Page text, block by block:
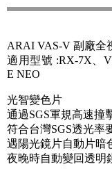
ARAI VAS-V 副廠全
適用型號 :RX-7X、
E NEO
光智變色片
通過SGS軍規高速撞
符合台灣SGS透光率
遇陽光鏡片自動片暗
夜晚時自動變回透明